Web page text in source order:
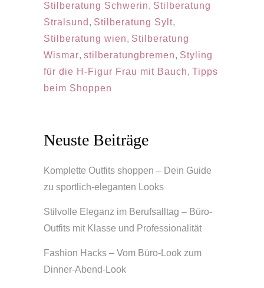
Stilberatung Schwerin, Stilberatung
Stralsund , Stilberatung Sylt,
Stilberatung wien, Stilberatung
Wismar, stilberatungbremen, Styling
für die H-Figur Frau mit Bauch, Tipps
beim Shoppen
Neuste Beiträge
Komplette Outfits shoppen – Dein Guide
zu sportlich-eleganten Looks
Stilvolle Eleganz im Berufsalltag – Büro-
Outfits mit Klasse und Professionalität
Fashion Hacks – Vom Büro-Look zum
Dinner-Abend-Look